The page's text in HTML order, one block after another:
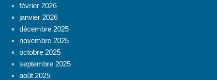
février 2026
janvier 2026
décembre 2025
novembre 2025
octobre 2025
septembre 2025
août 2025